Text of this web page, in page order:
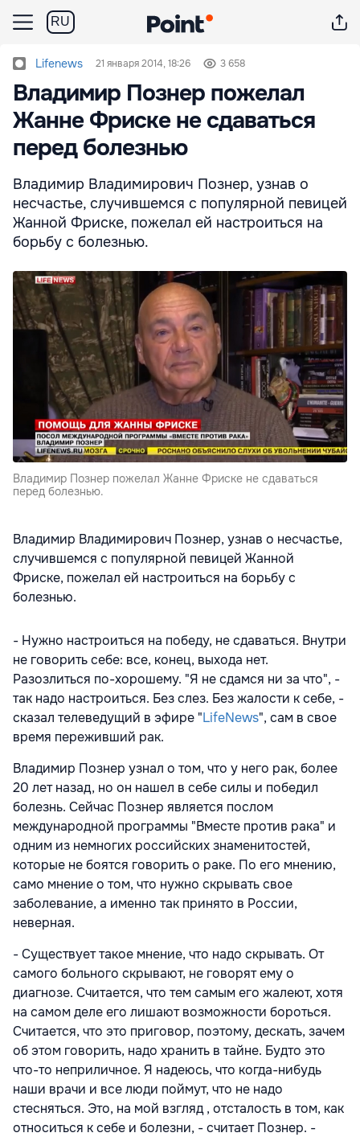
RU
Lifenews 21 января 2014, 18:26 3 658
Владимир Познер пожелал
Жанне Фриске не сдаваться
перед болезнью
Владимир Владимирович Познер, узнав о
несчастье, случившемся с популярной певицей
Жанной Фриске, пожелал ей настроиться на
борьбу с болезнью.
Владимир Познер пожелал Жанне Фриске не сдаваться
перед болезнью.
Владимир Владимирович Познер, узнав о несчастье,
случившемся с популярной певицей Жанной
Фриске, пожелал ей настроиться на борьбу с
болезнью.
- Нужно настроиться на победу, не сдаваться. Внутри
не говорить себе: все, конец, выхода нет.
Разозлиться по-хорошему. "Я не сдамся ни за что", -
так надо настроиться. Без слез. Без жалости к себе, -
сказал телеведущий в эфире "LifeNews", сам в свое
время переживший рак.
Владимир Познер узнал о том, что у него рак, более
20 лет назад, но он нашел в себе силы и победил
болезнь. Сейчас Познер является послом
международной программы "Вместе против рака" и
одним из немногих российских знаменитостей,
которые не боятся говорить о раке. По его мнению,
само мнение о том, что нужно скрывать свое
заболевание, а именно так принято в России,
неверная.
- Существует такое мнение, что надо скрывать. От
самого больного скрывают, не говорят ему о
диагнозе. Считается, что тем самым его жалеют, хотя
на самом деле его лишают возможности бороться.
Считается, что это приговор, поэтому, дескать, зачем
об этом говорить, надо хранить в тайне. Будто это
что-то неприличное. Я надеюсь, что когда-нибудь
наши врачи и все люди поймут, что не надо
стесняться. Это, на мой взгляд , отсталость в том, как
относиться к себе и болезни, - считает Познер. -